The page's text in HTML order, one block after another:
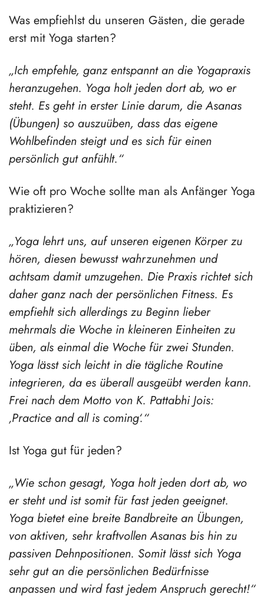
Was empfiehlst du unseren Gästen, die gerade
erst mit Yoga starten?
„Ich empfehle, ganz entspannt an die Yogapraxis
heranzugehen. Yoga holt jeden dort ab, wo er
steht. Es geht in erster Linie darum, die Asanas
(Übungen) so auszuüben, dass das eigene
Wohlbefinden steigt und es sich für einen
persönlich gut anfühlt.“
Wie oft pro Woche sollte man als Anfänger Yoga
praktizieren?
„Yoga lehrt uns, auf unseren eigenen Körper zu
hören, diesen bewusst wahrzunehmen und
achtsam damit umzugehen. Die Praxis richtet sich
daher ganz nach der persönlichen Fitness. Es
empfiehlt sich allerdings zu Beginn lieber
mehrmals die Woche in kleineren Einheiten zu
üben, als einmal die Woche für zwei Stunden.
Yoga lässt sich leicht in die tägliche Routine
integrieren, da es überall ausgeübt werden kann.
Frei nach dem Motto von K. Pattabhi Jois:
‚Practice and all is coming‘.“
Ist Yoga gut für jeden?
„Wie schon gesagt, Yoga holt jeden dort ab, wo
er steht und ist somit für fast jeden geeignet.
Yoga bietet eine breite Bandbreite an Übungen,
von aktiven, sehr kraftvollen Asanas bis hin zu
passiven Dehnpositionen. Somit lässt sich Yoga
sehr gut an die persönlichen Bedürfnisse
anpassen und wird fast jedem Anspruch gerecht!“